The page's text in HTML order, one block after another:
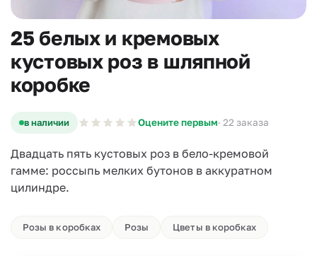
25 белых и кремовых
кустовых роз в шляпной
коробке
в наличии Оцените первым· 22 заказа
Двадцать пять кустовых роз в бело-кремовой
гамме: россыпь мелких бутонов в аккуратном
цилиндре.
Розы в коробках Розы Цветы в коробках